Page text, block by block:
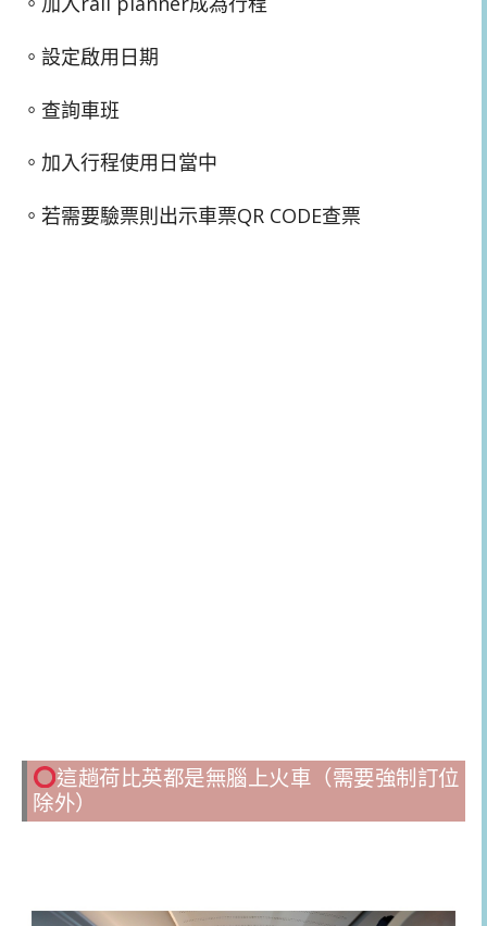
。設定啟用日期
。查詢車班
。加入行程使用日當中
。若需要驗票則出示車票QR CODE查票
這趟荷比英都是無腦上火車（需要強制訂位
除外）